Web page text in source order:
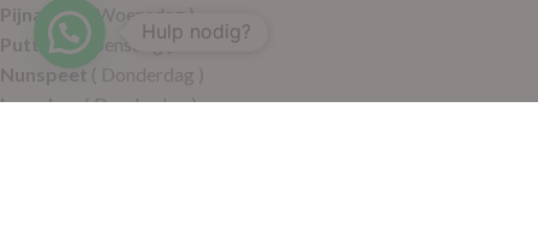
Pijnacker( Woensdag )
Putten( Woensdag )
Nunspeet ( Donderdag )
Leerdam( Donderdag )
Hulp nodig?